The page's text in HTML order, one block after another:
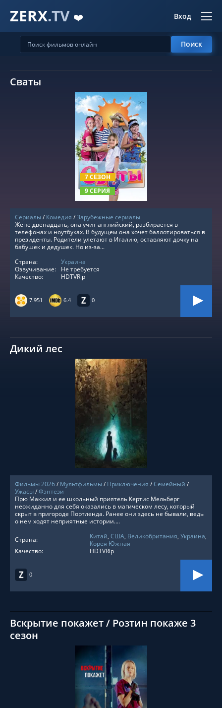
ZERX.TV ❤️ Вход
Поиск
Сваты
7 СЕЗОН
9 СЕРИЯ
СМОТРЕТЬ ОНЛАЙН
Сериалы/ Комедия /Зарубежные сериалы
7.951 6.4 0
Жене двенадцать, она учит английский, разбирается в
телефонах и ноутбуках. В будущем она хочет баллотироваться в
президенты. Родители улетают в Италию, оставляют дочку на
бабушек и дедушек. Но из-за...
Страна:
Украина
Озвучивание:
Не требуется
Качество:
HDTVRip
Дикий лес
СМОТРЕТЬ ОНЛАЙН
Фильмы 2026/ Мультфильмы/ Приключения /Семейный /
Ужасы/Фэнтези
0
Прю Маккил и ее школьный приятель Кертис Мельберг
неожиданно для себя оказались в магическом лесу, который
скрыт в пригороде Портленда. Ранее они здесь не бывали, ведь
о нем ходят неприятные истории....
Страна: Китай, США, Великобритания, Украина,
Корея Южная
Качество:
HDTVRip
Вскрытие покажет / Розтин покаже 3
сезон